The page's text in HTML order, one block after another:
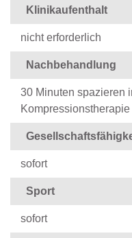
Klinikaufenthalt
nicht erforderlich
Nachbehandlung
30 Minuten spazieren
sofort
Sport
sofort